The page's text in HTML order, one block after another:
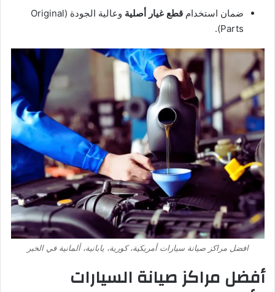
ضمان استخدام قطع غيار أصلية
وعالية الجودة (Original
Parts).
افضل مراكز صيانة سيارات أمريكية، كورية، يابانية، ألمانية في الخبر
أفضل مراكز صيانة السيارات